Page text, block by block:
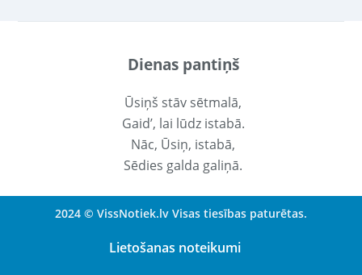
Dienas pantiņš
Ūsiņš stāv sētmalā,
Gaid’, lai lūdz istabā.
Nāc, Ūsiņ, istabā,
Sēdies galda galiņā.
2024 © VissNotiek.lv Visas tiesības paturētas.
Lietošanas noteikumi